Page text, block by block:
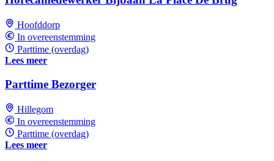
Hoofddorp
In overeenstemming
Parttime (overdag)
Lees meer
Parttime Bezorger
Hillegom
In overeenstemming
Parttime (overdag)
Lees meer